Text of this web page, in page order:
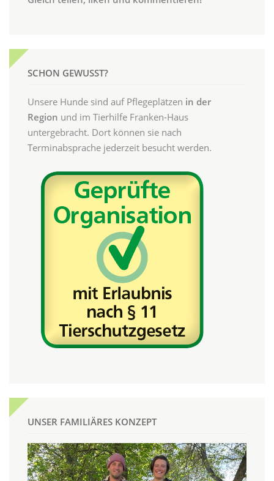
SCHON GEWUSST?
Unsere Hunde sind auf Pflegeplätzen in der
Region und im Tierhilfe Franken-Haus
untergebracht. Dort können sie nach
Terminabsprache jederzeit besucht werden.
UNSER FAMILIÄRES KONZEPT